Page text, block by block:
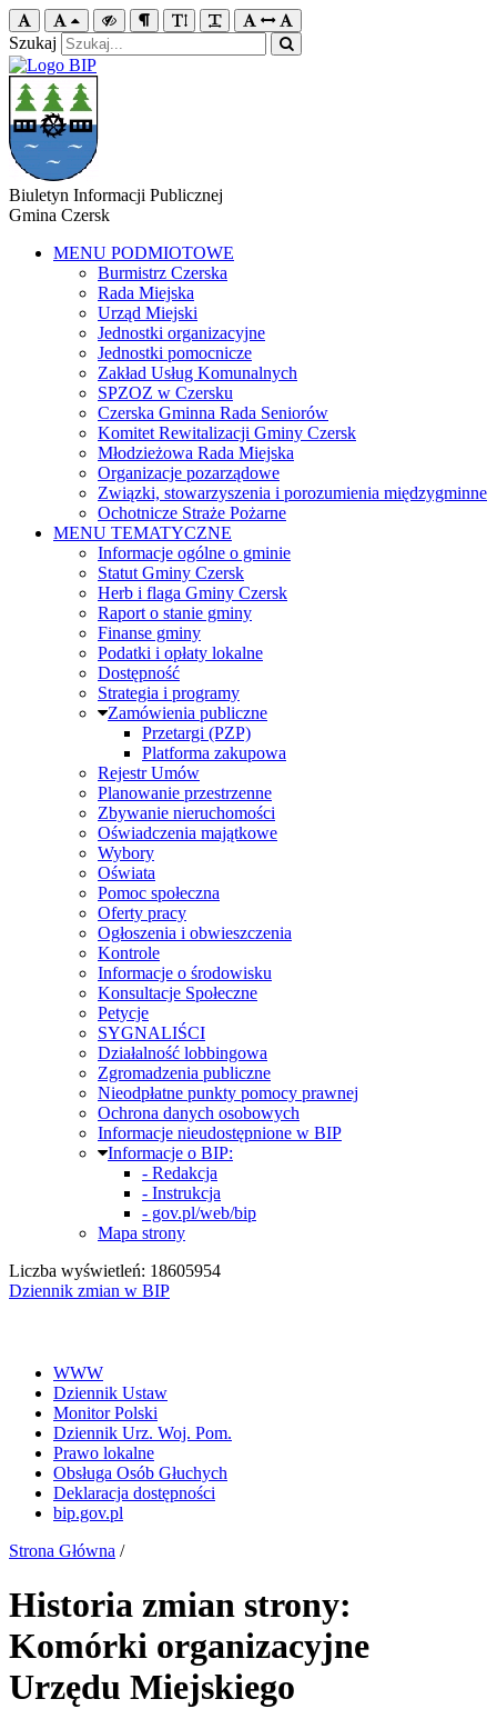
Szukaj
Biuletyn Informacji Publicznej
Gmina Czersk
MENU PODMIOTOWE
Burmistrz Czerska
Rada Miejska
Urząd Miejski
Jednostki organizacyjne
Jednostki pomocnicze
Zakład Usług Komunalnych
SPZOZ w Czersku
Czerska Gminna Rada Seniorów
Komitet Rewitalizacji Gminy Czersk
Młodzieżowa Rada Miejska
Organizacje pozarządowe
Związki, stowarzyszenia i porozumienia międzygminne
Ochotnicze Straże Pożarne
MENU TEMATYCZNE
Informacje ogólne o gminie
Statut Gminy Czersk
Herb i flaga Gminy Czersk
Raport o stanie gminy
Finanse gminy
Podatki i opłaty lokalne
Dostępność
Strategia i programy
Zamówienia publiczne
Przetargi (PZP)
Platforma zakupowa
Rejestr Umów
Planowanie przestrzenne
Zbywanie nieruchomości
Oświadczenia majątkowe
Wybory
Oświata
Pomoc społeczna
Oferty pracy
Ogłoszenia i obwieszczenia
Kontrole
Informacje o środowisku
Konsultacje Społeczne
Petycje
SYGNALIŚCI
Działalność lobbingowa
Zgromadzenia publiczne
Nieodpłatne punkty pomocy prawnej
Ochrona danych osobowych
Informacje nieudostępnione w BIP
Informacje o BIP:
- Redakcja
- Instrukcja
- gov.pl/web/bip
Mapa strony
Liczba wyświetleń: 18605954
Dziennik zmian w BIP
WWW
Dziennik Ustaw
Monitor Polski
Dziennik Urz. Woj. Pom.
Prawo lokalne
Obsługa Osób Głuchych
Deklaracja dostępności
bip.gov.pl
Strona Główna /
Historia zmian strony:
Komórki organizacyjne
Urzędu Miejskiego